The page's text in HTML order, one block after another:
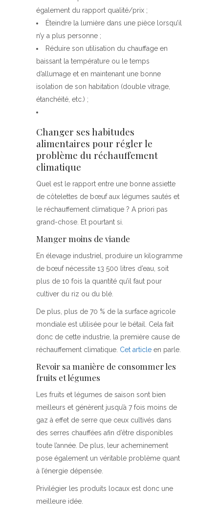
également du rapport qualité/prix ;
Éteindre la lumière dans une pièce lorsqu’il
n’y a plus personne ;
Réduire son utilisation du chauffage en
baissant la température ou le temps
d’allumage et en maintenant une bonne
isolation de son habitation (double vitrage,
étanchéité, etc.) ;
Changer ses habitudes
alimentaires pour régler le
problème du réchauffement
climatique
Quel est le rapport entre une bonne assiette
de côtelettes de bœuf aux légumes sautés et
le réchauffement climatique ? A priori pas
grand-chose. Et pourtant si.
Manger moins de viande
En élevage industriel, produire un kilogramme
de bœuf nécessite 13 500 litres d’eau, soit
plus de 10 fois la quantité qu’il faut pour
cultiver du riz ou du blé.
De plus, plus de 70 % de la surface agricole
mondiale est utilisée pour le bétail. Cela fait
donc de cette industrie, la première cause de
réchauffement climatique. Cet article en parle.
Revoir sa manière de consommer les
fruits et légumes
Les fruits et légumes de saison sont bien
meilleurs et génèrent jusqu’à 7 fois moins de
gaz à effet de serre que ceux cultivés dans
des serres chauffées afin d’être disponibles
toute l’année. De plus, leur acheminement
pose également un véritable problème quant
à l’énergie dépensée.
Privilégier les produits locaux est donc une
meilleure idée.